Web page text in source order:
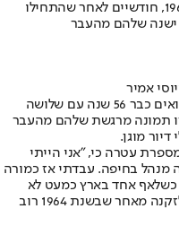
עטרה ויוסי אמיר התחתנו בשלהי שנת 1964, חודשיים לאחר שהתחילו
ישנה שלהם מהעבר
אמיר
יוסי (81) ועטרה (78) אמיר נשואים כבר 56 שנה עם שלושה
תמונה מרגשת שלהם מהעבר
מוגן.
עטרה כי, "אני הייתי
עם אדם עשיר בן 27 שהיה מנהל בחיפה. עבדתי אז כמורה
כשלאף אחד בארץ כמעט לא
היה. באותם ימים, רווקה בת 22 נחשבה לזקנה מאחר שבשנת 1964 רוב